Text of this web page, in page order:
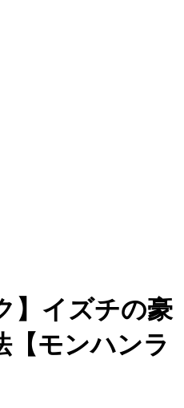
】イズチの豪
【モンハンラ